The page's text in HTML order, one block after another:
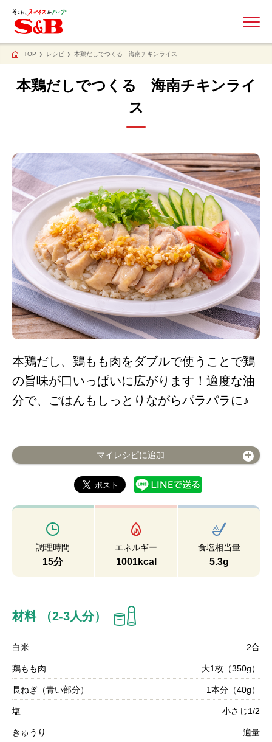
TOP レシピ 本鶏だしでつくる 海南チキンライス
本鶏だしでつくる 海南チキンライ
ス
本鶏だし、鶏もも肉をダブルで使うことで鶏
の旨味が口いっぱいに広がります！適度な油
分で、ごはんもしっとりながらパラパラに♪
マイレシピに追加
調理時間
15分
エネルギー
1001kcal
食塩相当量
5.3g
材料 （2-3人分）
白米 2合
鶏もも肉 大1枚（350g）
長ねぎ（青い部分） 1本分（40g）
塩 小さじ1/2
きゅうり 適量